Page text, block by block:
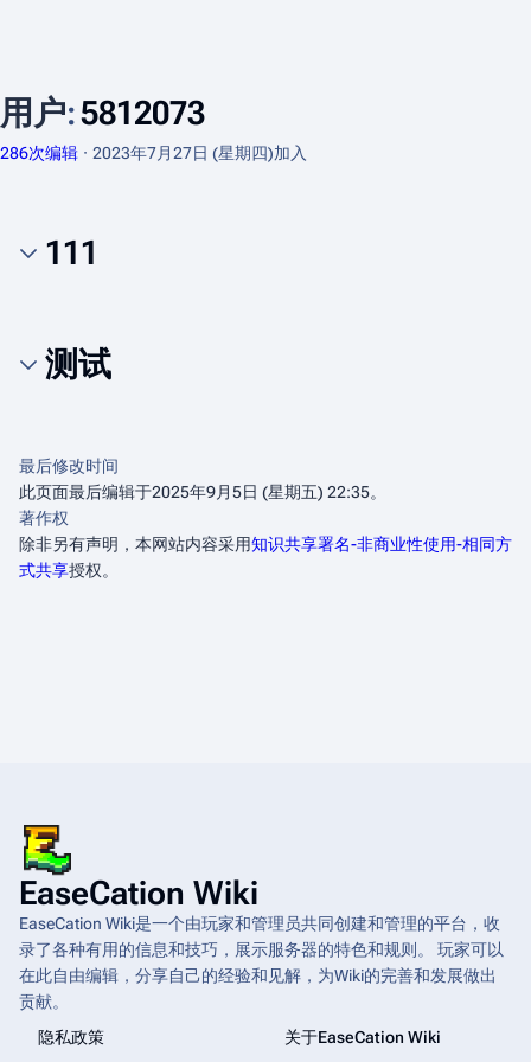
用户:5812073
286次编辑 2023年7月27日 (星期四)加入
111
测试
最后修改时间
此页面最后编辑于2025年9月5日 (星期五) 22:35。
著作权
除非另有声明，本网站内容采用知识共享署名-非商业性使用-相同方
式共享授权。
EaseCation Wiki
EaseCation Wiki是一个由玩家和管理员共同创建和管理的平台，收
录了各种有用的信息和技巧，展示服务器的特色和规则。 玩家可以
在此自由编辑，分享自己的经验和见解，为Wiki的完善和发展做出
贡献。
隐私政策
关于EaseCation Wiki